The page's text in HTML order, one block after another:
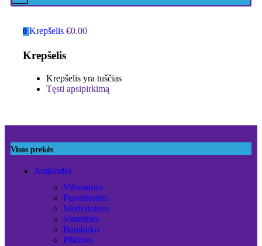
0 Krepšelis €0.00
Krepšelis
Krepšelis yra tuščias
Tęsti apsipirkimą
Visos prekės
Antklodės
Vilnoninės
Pusvilnonės
Medvilninės
Sintetinės
Bambuko
Pūkinės